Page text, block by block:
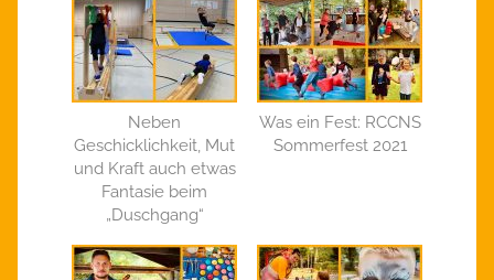
Neben
Geschicklichkeit, Mut
und Kraft auch etwas
Fantasie beim
„Duschgang“
Was ein Fest: RCCNS
Sommerfest 2021